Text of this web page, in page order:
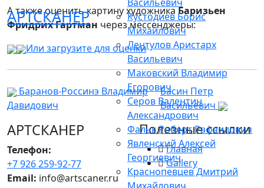
АРТСКАНЕР
Кустодиев Борис
Михайлович
Лентулов Аристарх
Васильевич
Маковский Владимир
Егорович
Серов Валентин
Александрович
Фальк Роберт Рафаилович
Явленский Алексей
Георгиевич
Краснопевцев Дмитрий
А также оценить картину художникаБаризьен
Фридрих Гартман через мессенджеры:
Или загрузите для оценки
Баранов-Россинэ Владимир
Давидович
Басин Петр
Васильевич
АРТСКАНЕР
Телефон:
+7 926 259-92-77
Email: info@artscaner.ru
Полезные ссылки
Главная
Gallery